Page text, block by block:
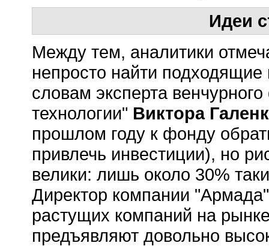
Идеи
Между тем, аналитики
непросто найти
словам эксперта
технологии" Виктора
прошлом году к фонду
привлечь инвестиции), но
велики: лишь около 30%
Директор компании
растущих компаний на
предъявляют довольно